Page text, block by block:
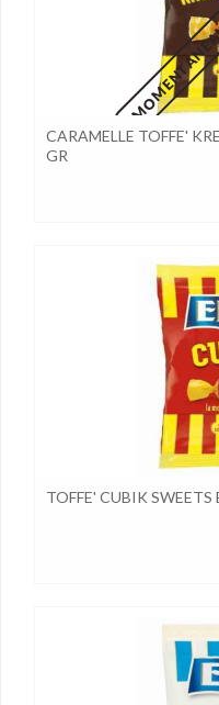
CARAMELLE TOFFE'
GR
TOFFE' CUBIK SWEETS